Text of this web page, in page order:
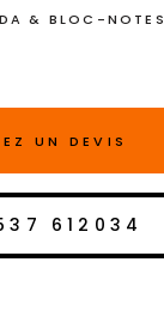
& BLOC-
UN DEVIS
612034